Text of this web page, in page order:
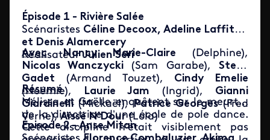
Épisode 1 - Rivière Salée
Scénaristes Céline Decoox, Adeline Laffitte
et Denis Alamercery
RéalisateurJulien Seri
AvecNancy Marie-Claire (Delphine),
Nicolas Wanczycki (Sam Garabe), Steve
Gadet (Armand Touzet),
Cindy Emelie
(Noémie),
Laurie Jam (Ingrid), Gianni
Giardinelli(Mickaël),Patrice Georges(Fred
Verne),Aïssé N'Dour(Lola)
Résumé
Mélissa et Gaëlle enquêtent sur le meurtre
de la directrice d’une école de pole dance.
Cette discipline n’était visiblement pas
Épisode 2 - Anse Mitan